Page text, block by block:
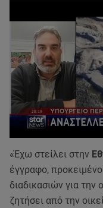
«Έχω στείλει στην
έγγραφο,
διαδικασιών για την
ζητήσει από την